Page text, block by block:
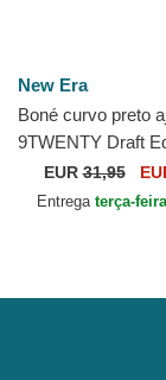
New Era
Boné curvo preto
9TWENTY Draft
da Miami Heat
Era
EUR31,95
Entrega terça-